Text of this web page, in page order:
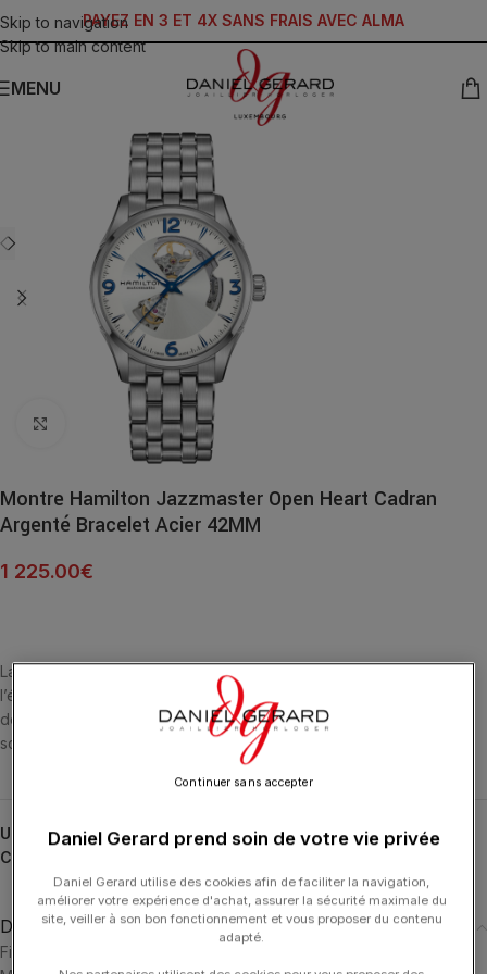
Skip to navigation
Skip to main content
PAYEZ EN 3 ET 4X SANS FRAIS AVEC ALMA
MENU
Click to enlarge
Montre Hamilton Jazzmaster Open Heart Cadran
Argenté Bracelet Acier 42MM
1 225.00€
La montre Jazzmaster Open Heart 42 millimètres représente
l’équilibre exquis entre innovation et tradition . Son minutieux
design ajouré laisse entrevoir un mouvement automatique suisse
sous un cadran argenté muni d’index et d’aiguilles bleus.
UGS :
H32705152
Catégories :
Description
Fiche Technique
Daniel Gerard prend soin de votre vie privée
Daniel Gerard utilise des cookies afin de faciliter la navigation,
améliorer votre expérience d'achat, assurer la sécurité maximale du
site, veiller à son bon fonctionnement et vous proposer du contenu
adapté.
Continuer sans accepter